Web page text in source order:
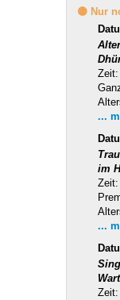
🟡 Nur
Zeit:
...
im
Zeit:
...
Zeit: